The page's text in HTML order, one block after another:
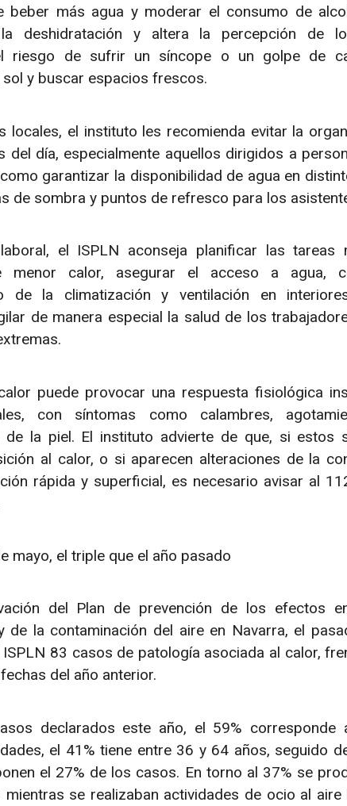
beber más agua y moderar el consumo de
deshidratación y altera la percepción de
riesgo de sufrir un síncope o un golpe de
y buscar espacios frescos.
locales, el instituto les recomienda evitar la
del día, especialmente aquellos dirigidos a
garantizar la disponibilidad de agua en
de sombra y puntos de refresco para los
el ISPLN aconseja planificar las tareas
menor calor, asegurar el acceso a agua,
de la climatización y ventilación en
de manera especial la salud de los
puede provocar una respuesta fisiológica
con síntomas como calambres,
de la piel. El instituto advierte de que, si estos
al calor, o si aparecen alteraciones de la
rápida y superficial, es necesario avisar al
mayo, el triple que el año pasado
del Plan de prevención de los efectos
de la contaminación del aire en Navarra, el
83 casos de patología asociada al calor,
del año anterior.
declarados este año, el 59%
el 41% tiene entre 36 y 64 años, seguido
el 27% de los casos. En torno al 37% se
mientras se realizaban actividades de ocio al